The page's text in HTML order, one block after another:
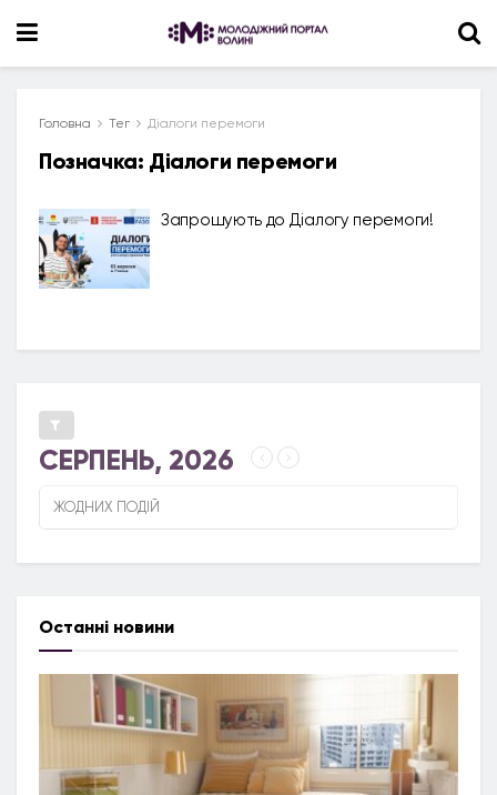
Головна Тег Діалоги перемоги
Позначка: Діалоги перемоги
Запрошують до Діалогу перемоги!
СЕРПЕНЬ, 2026
ЖОДНИХ ПОДІЙ
Останні новини